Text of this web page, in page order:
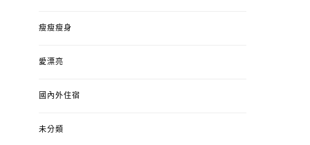
瘦瘦瘦身
愛漂亮
國內外住宿
未分類